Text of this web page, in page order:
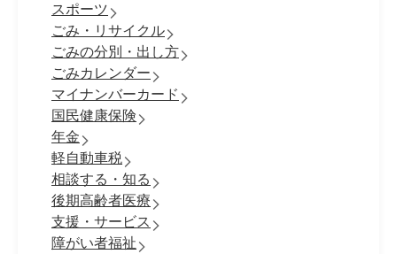
スポーツ
ごみ・リサイクル
ごみの分別・出し方
ごみカレンダー
マイナンバーカード
国民健康保険
年金
軽自動車税
相談する・知る
後期高齢者医療
支援・サービス
障がい者福祉